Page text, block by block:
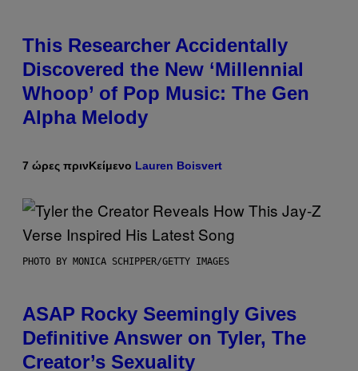
This Researcher Accidentally
Discovered the New ‘Millennial
Whoop’ of Pop Music: The Gen
Alpha Melody
7 ώρες πρινΚείμενο Lauren Boisvert
PHOTO BY MONICA SCHIPPER/GETTY IMAGES
ASAP Rocky Seemingly Gives
Definitive Answer on Tyler, The
Creator’s Sexuality